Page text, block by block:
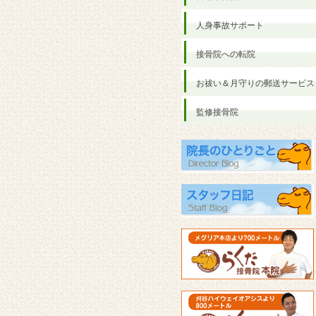
人身事故サポート
接骨院への転院
お祓い＆月守りの郵送サービス
監修接骨院